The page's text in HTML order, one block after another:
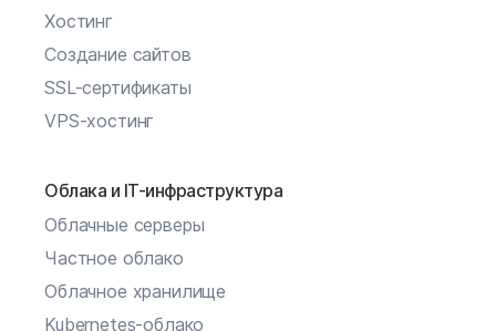
Хостинг
Создание сайтов
SSL-сертификаты
VPS-хостинг
Облака и IT-инфраструктура
Облачные серверы
Частное облако
Облачное хранилище
Kubernetes-облако